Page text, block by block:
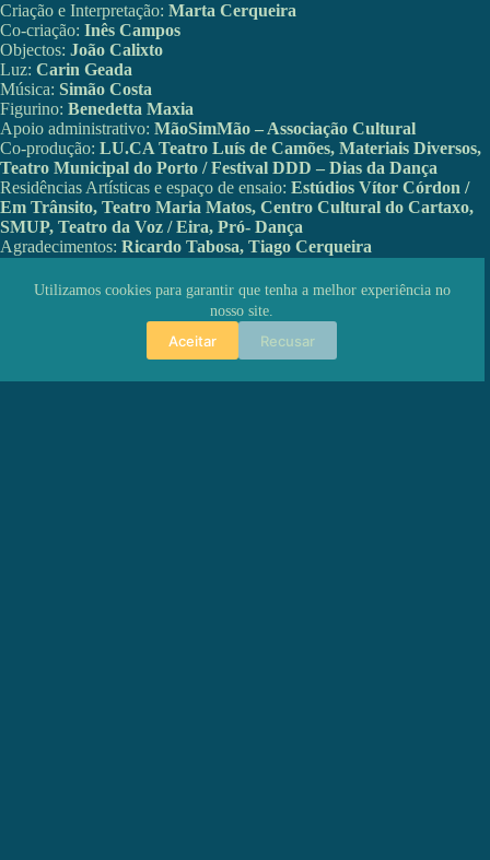
Utilizamos cookies para garantir que tenha a melhor experiência no
nosso site.
Aceitar Recusar
Criação e Interpretação: Marta Cerqueira
Co-criação: Inês Campos
Objectos: João Calixto
Luz: Carin Geada
Música: Simão Costa
Figurino: Benedetta Maxia
Apoio administrativo: MãoSimMão – Associação Cultural
Co-produção: LU.CA Teatro Luís de Camões, Materiais Diversos,
Teatro Municipal do Porto / Festival DDD – Dias da Dança
Residências Artísticas e espaço de ensaio: Estúdios Vítor Córdon /
Em Trânsito, Teatro Maria Matos, Centro Cultural do Cartaxo,
SMUP, Teatro da Voz / Eira, Pró- Dança
Agradecimentos: Ricardo Tabosa, Tiago Cerqueira
ANTERIOR PRÓXIMO